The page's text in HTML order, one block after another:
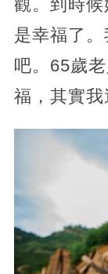
觀。到時
是幸福了
吧。65歲
福，其實我